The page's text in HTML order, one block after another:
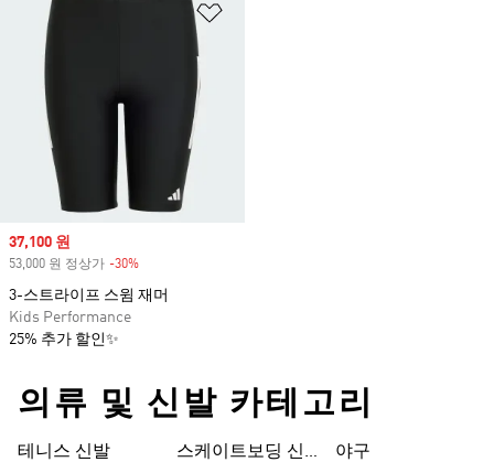
Sale price
37,100 원
53,000 원 정상가 -30%
3-스트라이프 스윔 재머
Kids Performance
25% 추가 할인✨
의류 및 신발 카테고리
테니스 신발
스케이트보딩 신
야구